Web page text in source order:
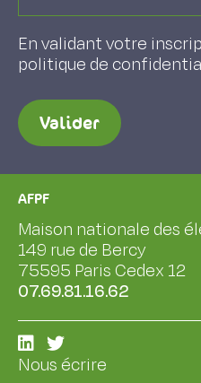
En validant votre
politique de
Valider
AFPF
Maison nationale des
149 rue de Bercy
75595 Paris Cedex 12
07.69.81.16.62
Nous écrire